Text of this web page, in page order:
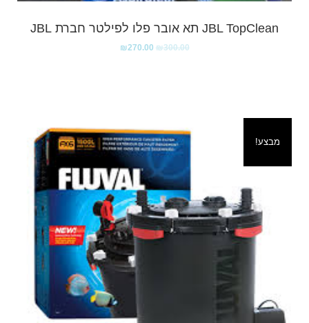
JBL TopClean תא אובר פלו לפילטר חברת JBL
₪300.00
₪270.00
מבצע!